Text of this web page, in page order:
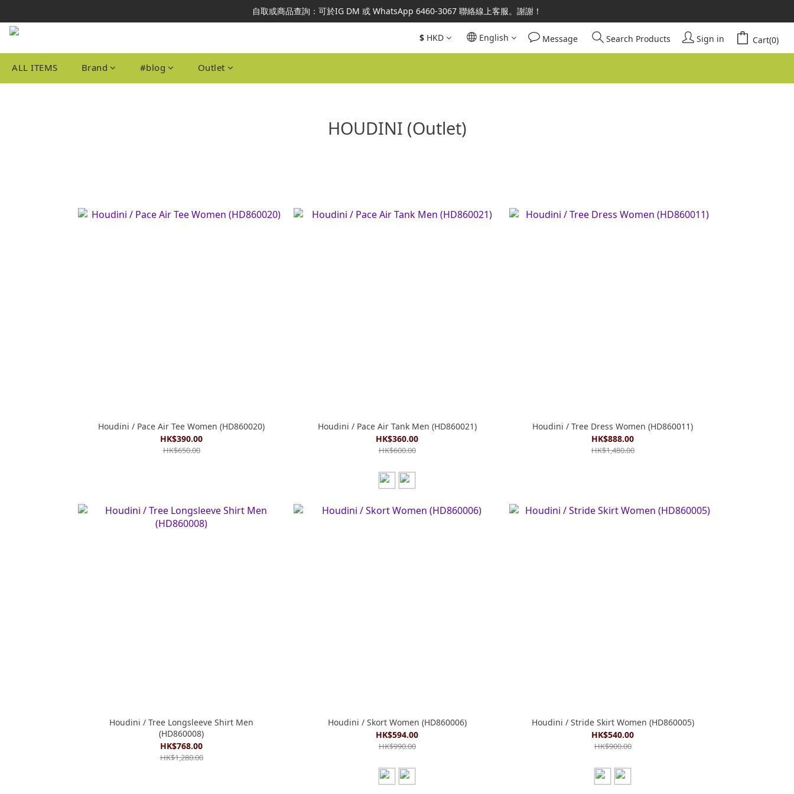
本網站為港澳地區指定總代理官方直營，全店商品均為正品正貨，並享售後服務，敬請安心選購。
自取或商品查詢：可於IG DM 或 WhatsApp 6460-3067 聯絡線上客服。謝謝！
本網站為港澳地區指定總代理官方直營，全店商品均為正品正貨，並享售後服務，敬請安心選購。
$ HKD English Message Search Products Sign in Cart(0)
ALL ITEMS Brand #blog Outlet
HOUDINI (Outlet)
Houdini / Pace Air Tee Women (HD860020)
HK$390.00
HK$650.00
Houdini / Pace Air Tank Men (HD860021)
HK$360.00
HK$600.00
Houdini / Tree Dress Women (HD860011)
HK$888.00
HK$1,480.00
Houdini / Tree Longsleeve Shirt Men
(HD860008)
HK$768.00
HK$1,280.00
Houdini / Skort Women (HD860006)
HK$594.00
HK$990.00
Houdini / Stride Skirt Women (HD860005)
HK$540.00
HK$900.00